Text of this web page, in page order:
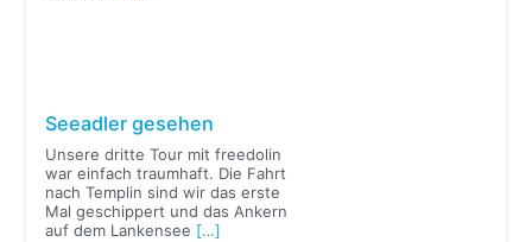
Seeadler gesehen
Unsere dritte Tour mit freedolin
war einfach traumhaft. Die Fahrt
nach Templin sind wir das erste
Mal geschippert und das Ankern
auf dem Lankensee […]